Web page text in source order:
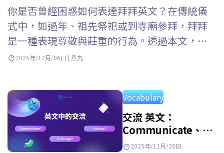
你是否曾經困惑如何表達拜拜英文？在傳統儀
式中，如過年、祖先祭祀或到寺廟參拜，拜拜
是一種表現尊敬與莊重的行為。透過本文，
ELSA Speak 將協助你理解拜拜英文的用法，以
Worship Worship 通常用來指崇敬、景仰、宗
教信仰，或具有正式儀式的拜拜行為。此詞多
與神靈崇拜、具明確規範的宗教儀式相關聯。
在臺灣文化中，像媽祖信仰或祭拜祖先等宗教
2025年/12月/06日 | 魚丸
Vocabulary
交流 英文：
Communicate、
Exchange、
2025年/11月/28日